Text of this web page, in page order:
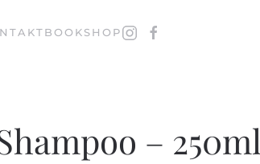
BOOKSHOP
– 250ml